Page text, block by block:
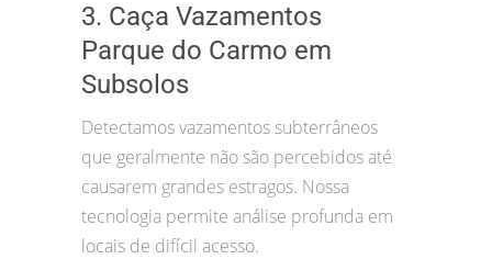
3. Caça Vazamentos
Parque do Carmo em
Subsolos
Detectamos vazamentos subterrâneos
que geralmente não são percebidos até
causarem grandes estragos. Nossa
tecnologia permite análise profunda em
locais de difícil acesso.